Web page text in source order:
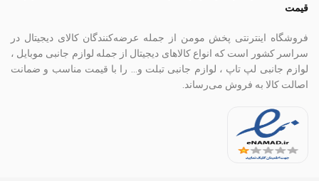
قیمت
فروشگاه اینترنتی پخش مومن از جمله عرضه‌کنندگان کالای دیجیتال در
سراسر کشور است که انواع کالاهای دیجیتال از جمله لوازم جانبی موبایل ،
لوازم جانبی لپ تاپ ، لوازم جانبی تبلت و… را با قیمت مناسب و ضمانت
اصالت کالا به فروش می‌رساند.